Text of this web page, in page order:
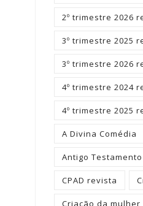
2º trimestre 2026
3º trimestre 2025
3º trimestre 2026
4º trimestre 2024
4º trimestre 2025
A Divina Comédia
Antigo Testamento
CPAD revista
Criação da mulher